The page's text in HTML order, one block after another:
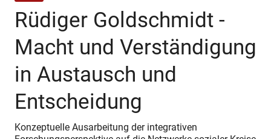
Rüdiger Goldschmidt -
Macht und Verständigung
in Austausch und
Entscheidung
Konzeptuelle Ausarbeitung der integrativen